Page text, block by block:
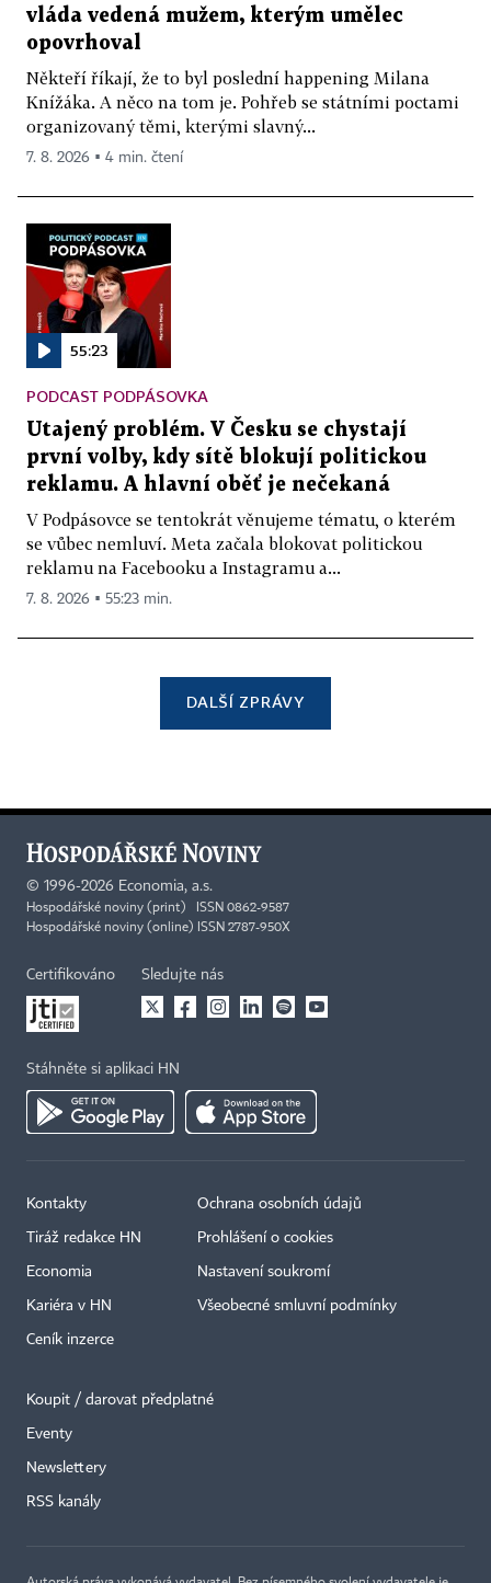
vláda vedená mužem, kterým umělec
opovrhoval
Někteří říkají, že to byl poslední happening Milana
Knížáka. A něco na tom je. Pohřeb se státními poctami
organizovaný těmi, kterými slavný...
7. 8. 2026 ▪ 4 min. čtení
55:23
PODCAST PODPÁSOVKA
Utajený problém. V Česku se chystají
první volby, kdy sítě blokují politickou
reklamu. A hlavní oběť je nečekaná
V Podpásovce se tentokrát věnujeme tématu, o kterém
se vůbec nemluví. Meta začala blokovat politickou
reklamu na Facebooku a Instagramu a...
7. 8. 2026 ▪ 55:23 min.
DALŠÍ ZPRÁVY
© 1996-2026 Economia, a.s.
Hospodářské noviny (print) ISSN 0862-9587
Hospodářské noviny (online) ISSN 2787-950X
Certifikováno Sledujte nás
Stáhněte si aplikaci HN
Kontakty
Tiráž redakce HN
Economia
Kariéra v HN
Ceník inzerce
Ochrana osobních údajů
Prohlášení o cookies
Nastavení soukromí
Všeobecné smluvní podmínky
Koupit / darovat předplatné
Eventy
Newslettery
RSS kanály